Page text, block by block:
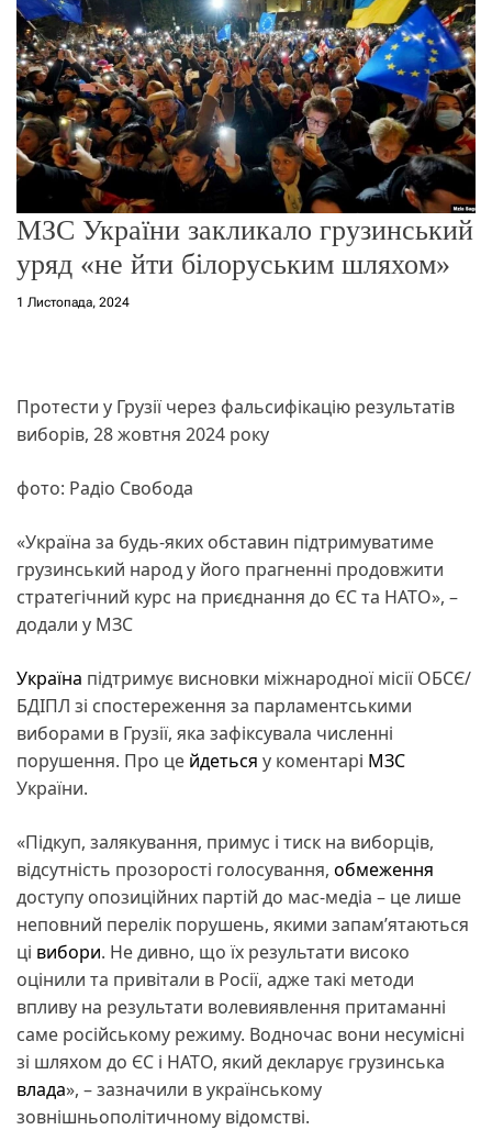
р
е
ж
и
м
у
МЗС України закликало грузинський
уряд «не йти білоруським шляхом»
1 Листопада, 2024
Протести у Грузії через фальсифікацію результатів
виборів, 28 жовтня 2024 року
фото: Радіо Свобода
«Україна за будь-яких обставин підтримуватиме
грузинський народ у його прагненні продовжити
стратегічний курс на приєднання до ЄС та НАТО», –
додали у МЗС
Україна підтримує висновки міжнародної місії ОБСЄ/
БДІПЛ зі спостереження за парламентськими
виборами в Грузії, яка зафіксувала численні
порушення. Про це йдеться у коментарі МЗС
України.
«Підкуп, залякування, примус і тиск на виборців,
відсутність прозорості голосування, обмеження
доступу опозиційних партій до мас-медіа – це лише
неповний перелік порушень, якими запам’ятаються
ці вибори. Не дивно, що їх результати високо
оцінили та привітали в Росії, адже такі методи
впливу на результати волевиявлення притаманні
саме російському режиму. Водночас вони несумісні
зі шляхом до ЄС і НАТО, який декларує грузинська
влада», – зазначили в українському
зовнішньополітичному відомстві.